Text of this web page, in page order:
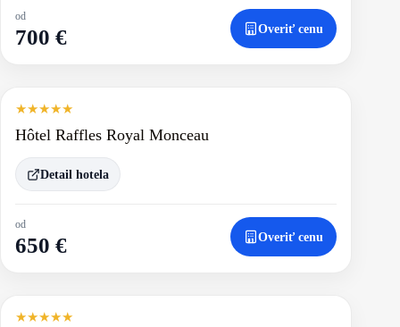
od
700 € Overiť cenu
★★★★★
Hôtel Raffles Royal Monceau
Detail hotela
od
650 € Overiť cenu
★★★★★